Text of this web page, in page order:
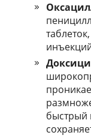
быстрый